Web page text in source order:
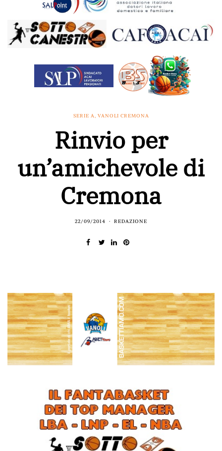
SERIE A, VANOLI CREMONA
Rinvio per
un’amichevole di
Cremona
22/09/2014 REDAZIONE